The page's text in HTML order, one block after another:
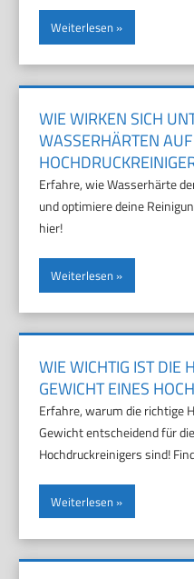
Weiterlesen
WIE WIRKEN SICH
WASSERHÄRTEN
Erfahre, wie Wasserhärte
und optimiere deine
hier!
Weiterlesen
WIE WICHTIG IST DIE
GEWICHT EINES
Erfahre, warum die richtige
Gewicht entscheidend für
Hochdruckreinigers sind!
Weiterlesen